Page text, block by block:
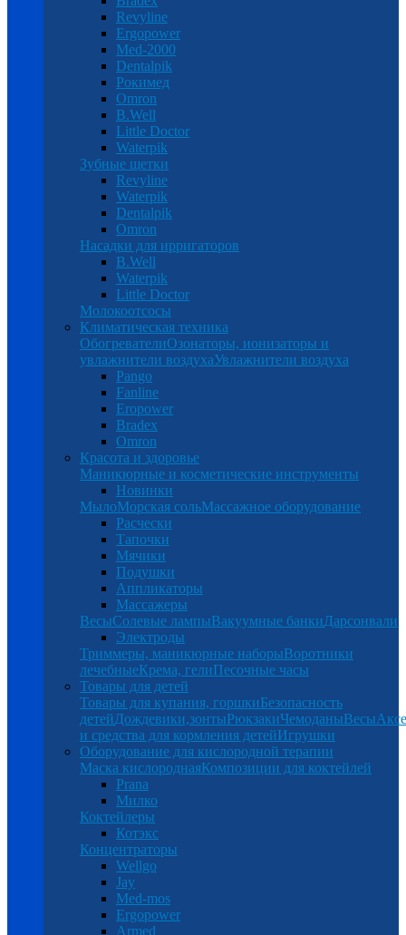
Revyline
Ergopower
Med-2000
Dentalpik
Рокимед
Omron
B.Well
Little Doctor
Waterpik
Зубные щетки
Revyline
Waterpik
Dentalpik
Omron
Насадки для ирригаторов
B.Well
Waterpik
Little Doctor
Молокоотсосы
Климатическая техника
ОбогревателиОзонаторы, ионизаторы и
увлажнители воздухаУвлажнители воздуха
Pango
Fanline
Eropower
Bradex
Omron
Красота и здоровье
Маникюрные и косметические инструменты
Новинки
МылоМорская сольМассажное оборудование
Расчески
Тапочки
Мячики
Подушки
Аппликаторы
Массажеры
ВесыСолевые лампыВакуумные банкиДарсонвали
Электроды
Триммеры, маникюрные наборыВоротники
лечебныеКрема, гелиПесочные часы
Товары для детей
Товары для купания, горшкиБезопасность
детейДождевики,зонтыРюкзакиЧемоданыВесы
и средства для кормления детейИгрушки
Оборудование для кислородной терапии
Маска кислороднаяКомпозиции для коктейлей
Prana
Милко
Коктейлеры
Котэкс
Концентраторы
Wellgo
Jay
Med-mos
Ergopower
Armed